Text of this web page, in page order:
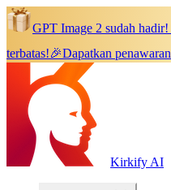
GPT Image 2 sudah hadir!
terbatas!🎉Dapatkan penawaran
Kirkify AI